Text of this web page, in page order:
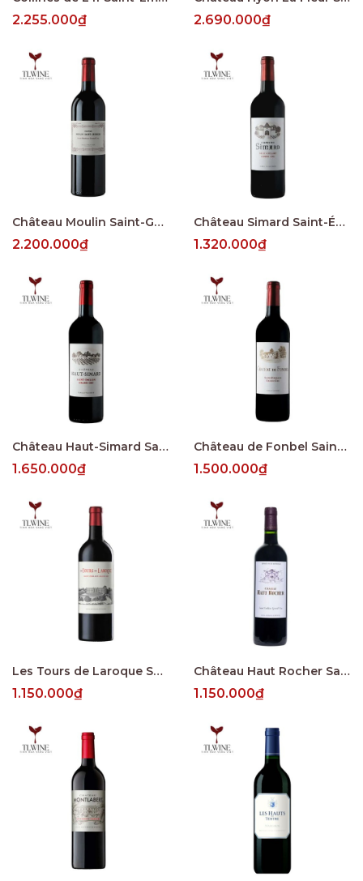
2.255.000₫ 2.690.000₫
Château Moulin Saint-Georges Saint-Émilion Grand Cru
2.200.000₫
Château Simard Saint-Émilion Grand Cru
1.320.000₫
Château Haut-Simard Saint-Émilion Grand Cru
1.650.000₫
Château de Fonbel Saint-Émilion Grand Cru
1.500.000₫
Les Tours de Laroque Saint-Émilion Grand Cru
1.150.000₫
Château Haut Rocher Saint-Émilion Grand Cru
1.150.000₫